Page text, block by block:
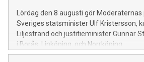
Lördag den 8 augusti gör
Sveriges statsminister Ulf Kristersson,
Liljestrand och justitieminister Gunnar
i Borås, Linköping, och Norrköping